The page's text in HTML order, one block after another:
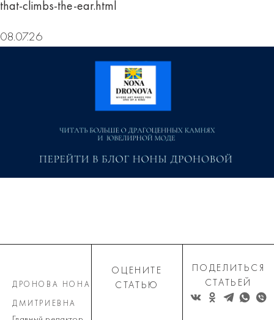
that-climbs-the-ear.html
08.07.26
ДРОНОВА НОНА
ДМИТРИЕВНА
ОЦЕНИТЕ
СТАТЬЮ
ПОДЕЛИТЬСЯ
СТАТЬЕЙ